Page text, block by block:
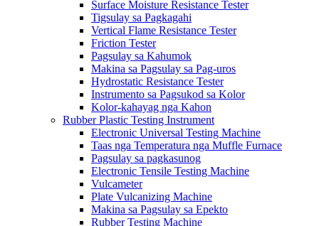
Surface Moisture Resistance Tester
Tigsulay sa Pagkagahi
Vertical Flame Resistance Tester
Friction Tester
Pagsulay sa Kahumok
Makina sa Pagsulay sa Pag-uros
Hydrostatic Resistance Tester
Instrumento sa Pagsukod sa Kolor
Kolor-kahayag nga Kahon
Rubber Plastic Testing Instrument
Electronic Universal Testing Machine
Taas nga Temperatura nga Muffle Furnace
Pagsulay sa pagkasunog
Electronic Tensile Testing Machine
Vulcameter
Plate Vulcanizing Machine
Makina sa Pagsulay sa Epekto
Rubber Testing Machine